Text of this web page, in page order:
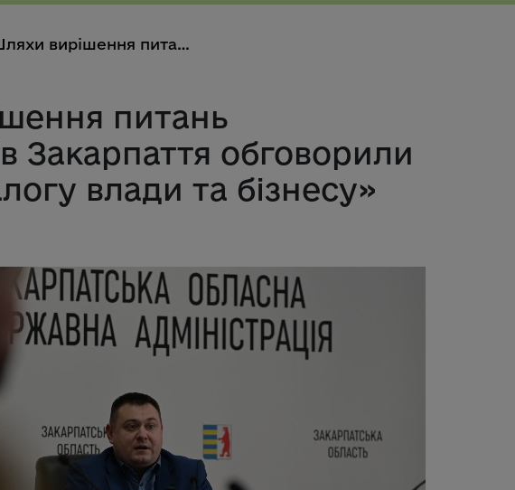
Шляхи вирішення питань перевіз...
питань
Закарпаття обговорили
влади та бізнесу»